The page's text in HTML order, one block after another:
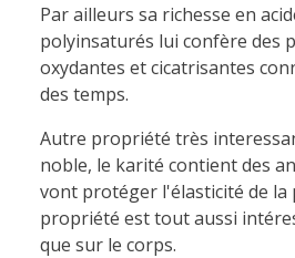
Par ailleurs sa richesse en
polyinsaturés lui confère des
oxydantes et cicatrisantes
des temps.
Autre propriété très
noble, le karité contient des
vont protéger l'élasticité de la
propriété est tout aussi
que sur le corps.